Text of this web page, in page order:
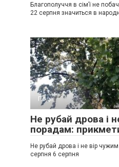
Благополуччя в сім’ї не
22 серпня значиться в
Події
Не рубай дрова і
порадам:
Не рубай дрова і не вір
серпня 6 серпня